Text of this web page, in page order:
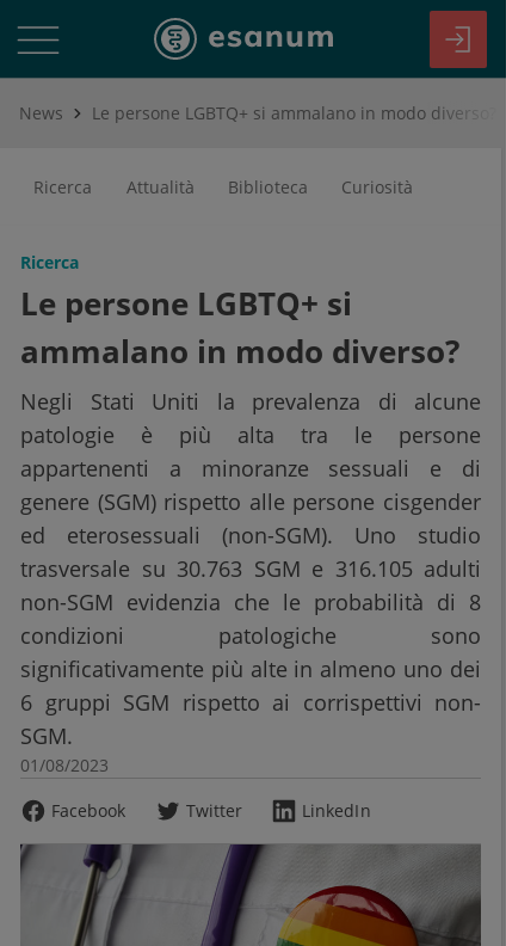
News Le persone LGBTQ+ si ammalano in modo diverso?
Ricerca Attualità Biblioteca Curiosità
Ricerca
Le persone LGBTQ+ si
ammalano in modo diverso?
Negli Stati Uniti la prevalenza di alcune
patologie è più alta tra le persone
appartenenti a minoranze sessuali e di
genere (SGM) rispetto alle persone cisgender
ed eterosessuali (non-SGM). Uno studio
trasversale su 30.763 SGM e 316.105 adulti
non-SGM evidenzia che le probabilità di 8
condizioni patologiche sono
significativamente più alte in almeno uno dei
6 gruppi SGM rispetto ai corrispettivi non-
SGM.
01/08/2023
Facebook
Twitter LinkedIn